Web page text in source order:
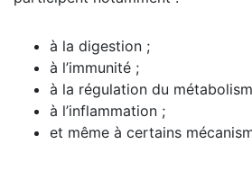
à la digestion ;
à l’immunité ;
à la régulation du
à l’inflammation ;
et même à certains